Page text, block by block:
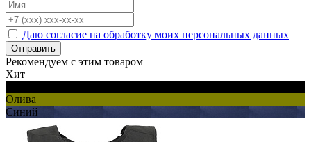
Даю согласие на обработку моих персональных данных
Отправить
Рекомендуем с этим товаром
Хит
Олива
Синий